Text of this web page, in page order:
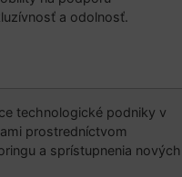
a odolnosť.
technologické podniky v
prostredníctvom
a sprístupnenia nových